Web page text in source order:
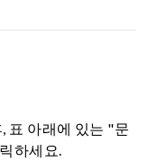
표 아래에 있는 "문
하세요.